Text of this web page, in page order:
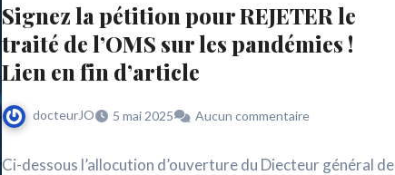
Signez la pétition pour REJETER le
traité de l’OMS sur les pandémies !
Lien en fin d’article
docteurJO 5 mai 2025 Aucun commentaire
Ci-dessous l’allocution d’ouverture du Diecteur général de